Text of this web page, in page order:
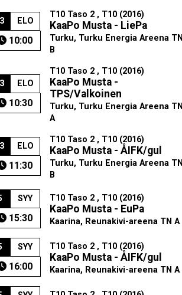
ELO
10:00
T10 Taso 2 , T10 (2016)
KaaPo Musta - LiePa
Turku, Turku Energia Areena TN
B
ELO
10:30
T10 Taso 2 , T10 (2016)
KaaPo Musta -
TPS/Valkoinen
Turku, Turku Energia Areena TN
A
ELO
11:30
T10 Taso 2 , T10 (2016)
KaaPo Musta - ÅIFK/gul
Turku, Turku Energia Areena TN
B
SYY
15:30
T10 Taso 2 , T10 (2016)
KaaPo Musta - EuPa
Kaarina, Reunakivi-areena TN A
SYY
16:00
T10 Taso 2 , T10 (2016)
KaaPo Musta - ÅIFK/gul
Kaarina, Reunakivi-areena TN A